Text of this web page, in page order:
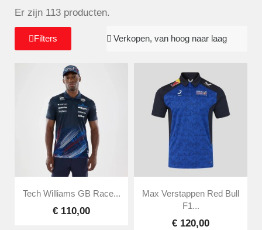
Er zijn 113 producten.
Filters
Tech Williams GB Race...
€ 110,00
Max Verstappen Red Bull
F1...
€ 120,00